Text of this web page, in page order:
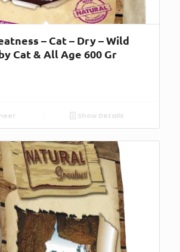
– Cat – Dry – Wild
Cat & All Age 600 Gr
Show Details